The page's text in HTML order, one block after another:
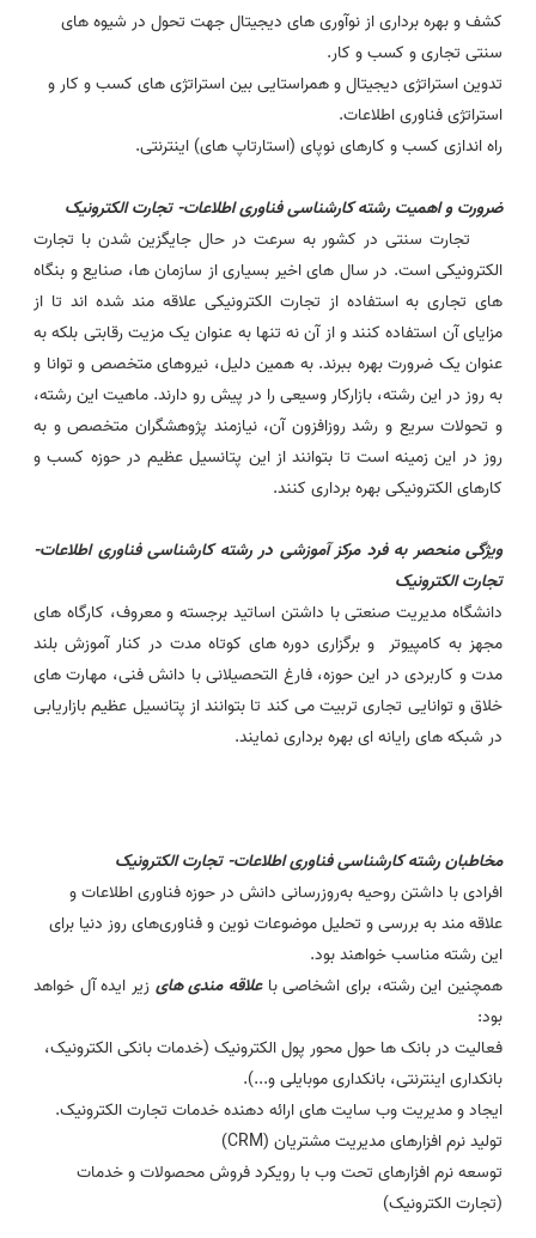
کشف و بهره برداری از نوآوری های دیجیتال جهت تحول در شیوه های
سنتی تجاری و کسب و کار.
تدوین استراتژی دیجیتال و همراستایی بین استراتژی های کسب و کار و
استراتژی فناوری اطلاعات.
راه اندازی کسب و کارهای نوپای (استارتاپ های) اینترنتی.
ضرورت و اهمیت رشته کارشناسی فناوری اطلاعات- تجارت الکترونیک
تجارت سنتی در کشور به سرعت در حال جایگزین شدن با تجارت
الکترونیکی است. در سال های اخیر بسیاری از سازمان ها، صنایع و بنگاه
های تجاری به استفاده از تجارت الکترونیکی علاقه مند شده اند تا از
مزایای آن استفاده کنند و از آن نه تنها به عنوان یک مزیت رقابتی بلکه به
عنوان یک ضرورت بهره ببرند. به همین دلیل، نیروهای متخصص و توانا و
به روز در این رشته، بازارکار وسیعی را در پیش رو دارند. ماهیت این رشته،
و تحولات سریع و رشد روزافزون آن، نیازمند پژوهشگران متخصص و به
روز در این زمینه است تا بتوانند از این پتانسیل عظیم در حوزه کسب و
کارهای الکترونیکی بهره برداری کنند.
ویژگی منحصر به فرد مرکز آموزشی در رشته کارشناسی فناوری اطلاعات-
تجارت الکترونیک
دانشگاه مدیریت صنعتی با داشتن اساتید برجسته و معروف، کارگاه های
مجهز به کامپیوتر و برگزاری دوره های کوتاه مدت در کنار آموزش بلند
مدت و کاربردی در این حوزه، فارغ التحصیلانی با دانش فنی، مهارت های
خلاق و توانایی تجاری تربیت می کند تا بتوانند از پتانسیل عظیم بازاریابی
در شبکه های رایانه ای بهره برداری نمایند.
مخاطبانرشتهکارشناسی فناوری اطلاعات- تجارت الکترونیک
افرادی با داشتن روحیه به‌روزرسانی دانش در حوزه فناوری اطلاعات و
علاقه مند به بررسی و تحلیل موضوعات نوین و فناوری‌های روز دنیا برای
این رشته مناسب خواهند بود.
همچنین این رشته، برای اشخاصی باعلاقه مندی های زیر ایده آل خواهد
بود:
فعالیت در بانک ها حول محور پول الکترونیک (خدمات بانکی الکترونیک،
بانکداری اینترنتی، بانکداری موبایلی و...).
ایجاد و مدیریت وب سایت های ارائه دهنده خدمات تجارت الکترونیک.
تولید نرم افزارهای مدیریت مشتریان (CRM)
توسعه نرم افزارهای تحت وب با رویکرد فروش محصولات و خدمات
(تجارت الکترونیک)